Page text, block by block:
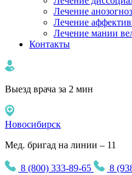
Лечение
Лечение
Лечение мании
Контакты
Выезд врача за 2 мин
Новосибирск
Мед. бригад на линии – 11
8 (800) 333-89-65
8